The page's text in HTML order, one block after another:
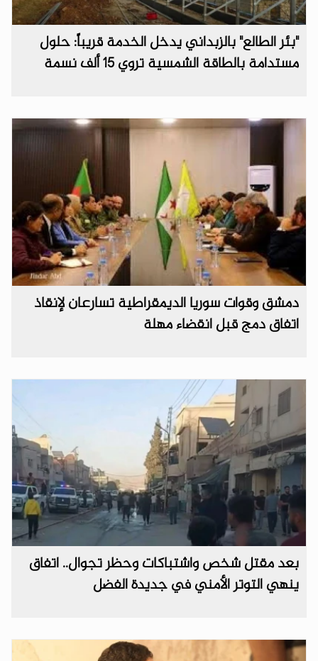
"بئر الطالع" بالزبداني يدخل الخدمة قريباً: حلول
مستدامة بالطاقة الشمسية تروي 15 ألف نسمة
دمشق وقوات سوريا الديمقراطية تسارعان لإنقاذ
اتفاق دمج قبل انقضاء مهلة
بعد مقتل شخص واشتباكات وحظر تجوال.. اتفاق
ينهي التوتر الأمني في جديدة الفضل